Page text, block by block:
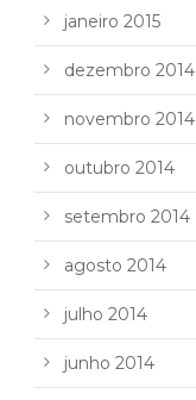
janeiro 2015
dezembro 2014
novembro 2014
outubro 2014
setembro 2014
agosto 2014
julho 2014
junho 2014